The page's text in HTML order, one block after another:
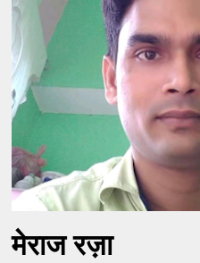
मेराज रज़ा